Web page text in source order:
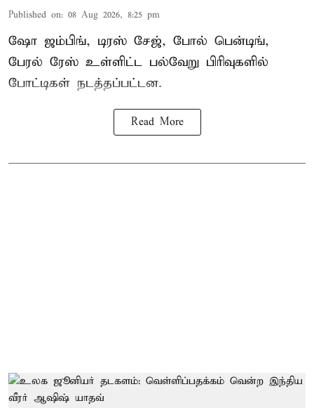
Published on: 08 Aug 2026, 8:25 pm
ஷோ ஜம்பிங், டிரஸ் சேஜ், போல் பென்டிங்,
பேரல் ரேஸ் உள்ளிட்ட பல்வேறு பிரிவுகளில்
போட்டிகள் நடத்தப்பட்டன.
Read More